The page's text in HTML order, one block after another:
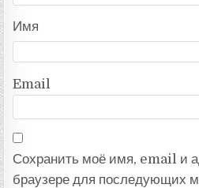
Имя
Email
Сохранить моё имя, email и
браузере для последующих